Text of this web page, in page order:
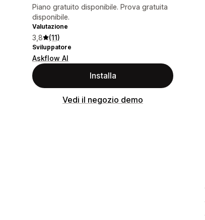
Piano gratuito disponibile. Prova gratuita
disponibile.
Valutazione
3,8 (11)
Sviluppatore
Askflow AI
Installa
Vedi il negozio demo